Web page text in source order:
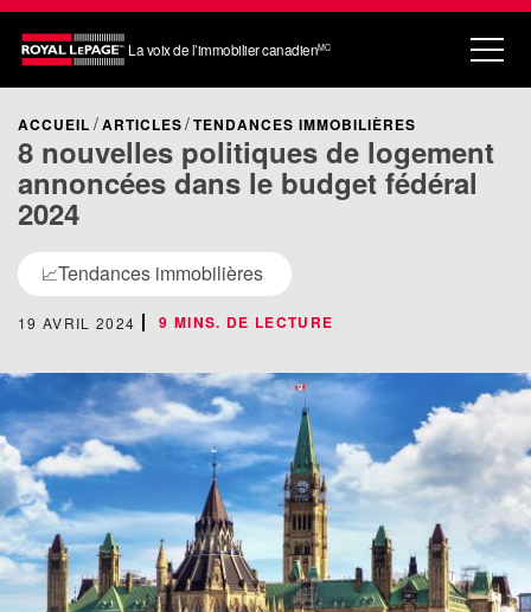
La voix de l’immobilier canadienMC
ACCUEIL ARTICLES TENDANCES IMMOBILIÈRES
8 nouvelles politiques de logement
annoncées dans le budget fédéral
2024
📈Tendances immobilières
19 AVRIL 2024 9 MINS. DE LECTURE